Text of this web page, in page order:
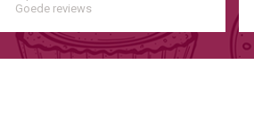
Goede reviews